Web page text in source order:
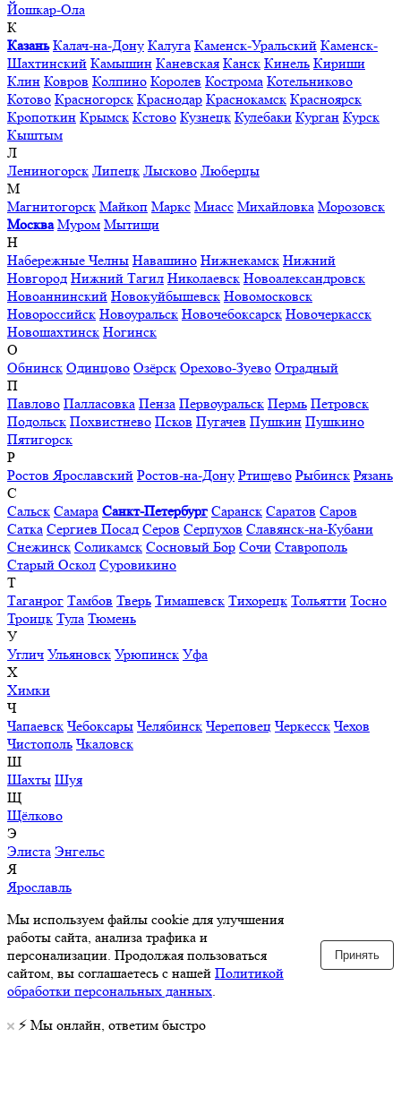
Йошкар-Ола
К
Казань Калач-на-Дону Калуга Каменск-Уральский Каменск-
Шахтинский Камышин Каневская Канск Кинель Кириши
Клин Ковров Колпино Королев Кострома Котельниково
Котово Красногорск Краснодар Краснокамск Красноярск
Кропоткин Крымск Кстово Кузнецк Кулебаки Курган Курск
Кыштым
Л
Лениногорск Липецк Лысково Люберцы
М
Магнитогорск Майкоп Маркс Миасс Михайловка Морозовск
Москва Муром Мытищи
Н
Набережные Челны Навашино Нижнекамск Нижний
Новгород Нижний Тагил Николаевск Новоалександровск
Новоаннинский Новокуйбышевск Новомосковск
Новороссийск Новоуральск Новочебоксарск Новочеркасск
Новошахтинск Ногинск
О
Обнинск Одинцово Озёрск Орехово-Зуево Отрадный
П
Павлово Палласовка Пенза Первоуральск Пермь Петровск
Подольск Похвистнево Псков Пугачев Пушкин Пушкино
Пятигорск
Р
Ростов Ярославский Ростов-на-Дону Ртищево Рыбинск Рязань
С
Сальск Самара Санкт-Петербург Саранск Саратов Саров
Сатка Сергиев Посад Серов Серпухов Славянск-на-Кубани
Снежинск Соликамск Сосновый Бор Сочи Ставрополь
Старый Оскол Суровикино
Т
Таганрог Тамбов Тверь Тимашевск Тихорецк Тольятти Тосно
Троицк Тула Тюмень
У
Углич Ульяновск Урюпинск Уфа
Х
Химки
Ч
Чапаевск Чебоксары Челябинск Череповец Черкесск Чехов
Чистополь Чкаловск
Ш
Шахты Шуя
Щ
Щёлково
Э
Элиста Энгельс
Я
Ярославль
Мы используем файлы cookie для улучшения
работы сайта, анализа трафика и
персонализации. Продолжая пользоваться
сайтом, вы соглашаетесь с нашей Политикой
обработки персональных данных
Принять
⚡️ Мы онлайн, ответим быстро